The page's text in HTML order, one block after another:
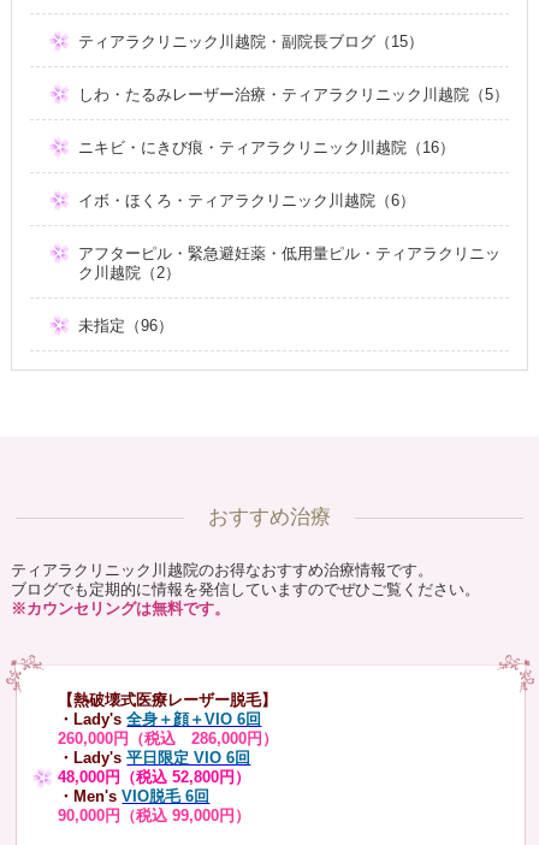
ティアラクリニック川越院・副院長ブログ（15）
しわ・たるみレーザー治療・ティアラクリニック川越院（5）
ニキビ・にきび痕・ティアラクリニック川越院（16）
イボ・ほくろ・ティアラクリニック川越院（6）
アフターピル・緊急避妊薬・低用量ピル・ティアラクリニッ
ク川越院（2）
未指定（96）
おすすめ治療
ティアラクリニック川越院のお得なおすすめ治療情報です。
ブログでも定期的に情報を発信していますのでぜひご覧ください。
※カウンセリングは無料です。
【熱破壊式医療レーザー脱毛】
・Lady's 全身＋顔＋VIO 6回
260,000円（税込 286,000円）
・Lady's平日限定 VIO 6回
48,000円（税込 52,800円）
・Men's VIO脱毛 6回
90,000円（税込 99,000円）